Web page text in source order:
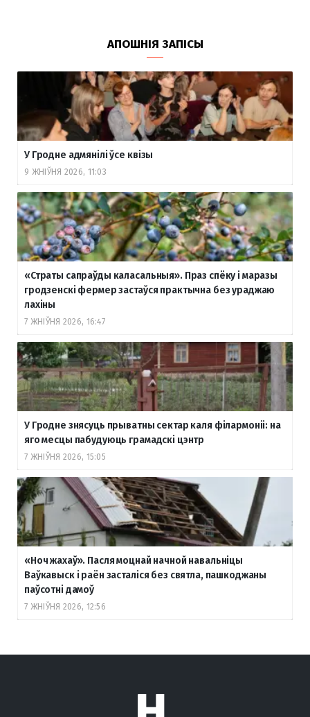
АПОШНІЯ ЗАПІСЫ
У Гродне адмянілі ўсе квізы
9 ЖНІЎНЯ 2026, 11:03
«Страты сапраўды каласальныя». Праз спёку і маразы
гродзенскі фермер застаўся практычна без ураджаю
лахіны
7 ЖНІЎНЯ 2026, 16:47
У Гродне знясуць прыватны сектар каля філармоніі: на
яго месцы пабудуюць грамадскі цэнтр
7 ЖНІЎНЯ 2026, 15:05
«Ноч жахаў». Пасля моцнай начной навальніцы
Ваўкавыск і раён засталіся без святла, пашкоджаны
паўсотні дамоў
7 ЖНІЎНЯ 2026, 12:56